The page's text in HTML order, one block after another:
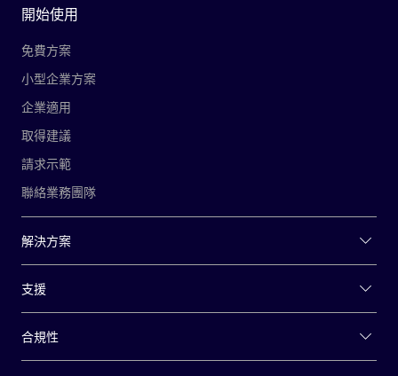
開始使用
免費方案
小型企業方案
企業適用
取得建議
請求示範
聯絡業務團隊
解決方案
支援
合規性